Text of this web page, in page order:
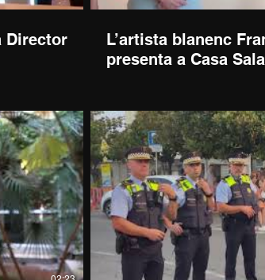
Director
L’artista blanenc
presenta a Casa